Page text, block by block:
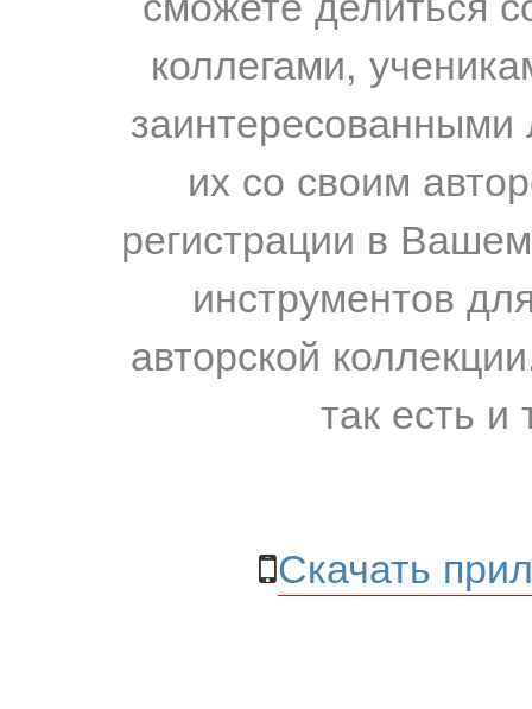
коллегами,
их со своим
регистрации в
инструментов
авторской
так есть и
Скачать